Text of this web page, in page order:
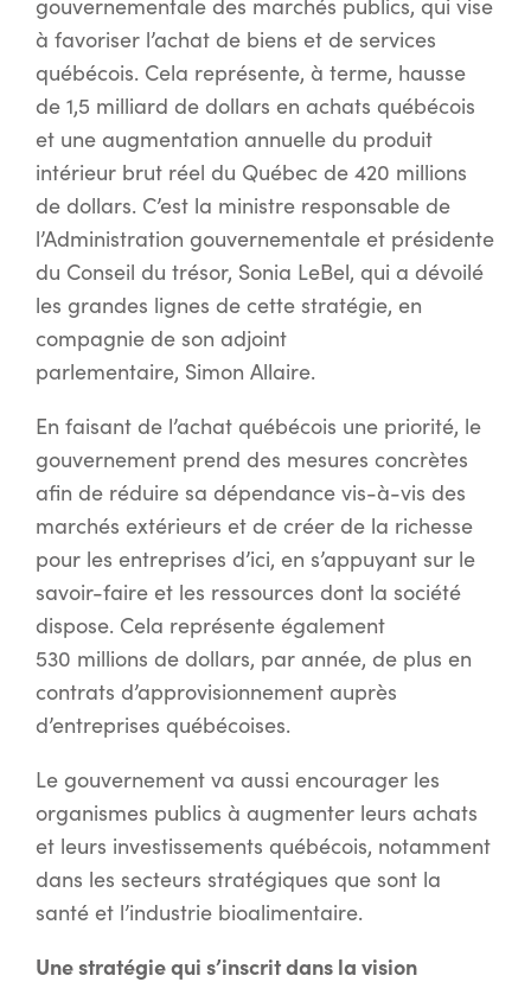
gouvernementale des marchés publics, qui vise
à favoriser l’achat de biens et de services
québécois. Cela représente, à terme, hausse
de 1,5 milliard de dollars en achats québécois
et une augmentation annuelle du produit
intérieur brut réel du Québec de 420 millions
de dollars. C’est la ministre responsable de
l’Administration gouvernementale et présidente
du Conseil du trésor, Sonia LeBel, qui a dévoilé
les grandes lignes de cette stratégie, en
compagnie de son adjoint
parlementaire, Simon Allaire.
En faisant de l’achat québécois une priorité, le
gouvernement prend des mesures concrètes
afin de réduire sa dépendance vis-à-vis des
marchés extérieurs et de créer de la richesse
pour les entreprises d’ici, en s’appuyant sur le
savoir-faire et les ressources dont la société
dispose. Cela représente également
530 millions de dollars, par année, de plus en
contrats d’approvisionnement auprès
d’entreprises québécoises.
Le gouvernement va aussi encourager les
organismes publics à augmenter leurs achats
et leurs investissements québécois, notamment
dans les secteurs stratégiques que sont la
santé et l’industrie bioalimentaire.
Une stratégie qui s’inscrit dans la vision